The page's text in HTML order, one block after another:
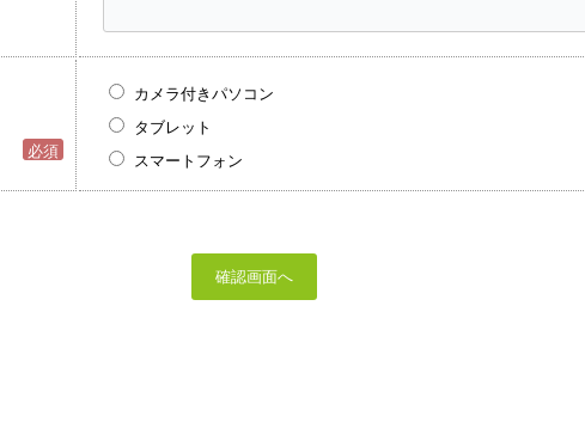
必須
カメラ付きパソコン
タブレット
スマートフォン